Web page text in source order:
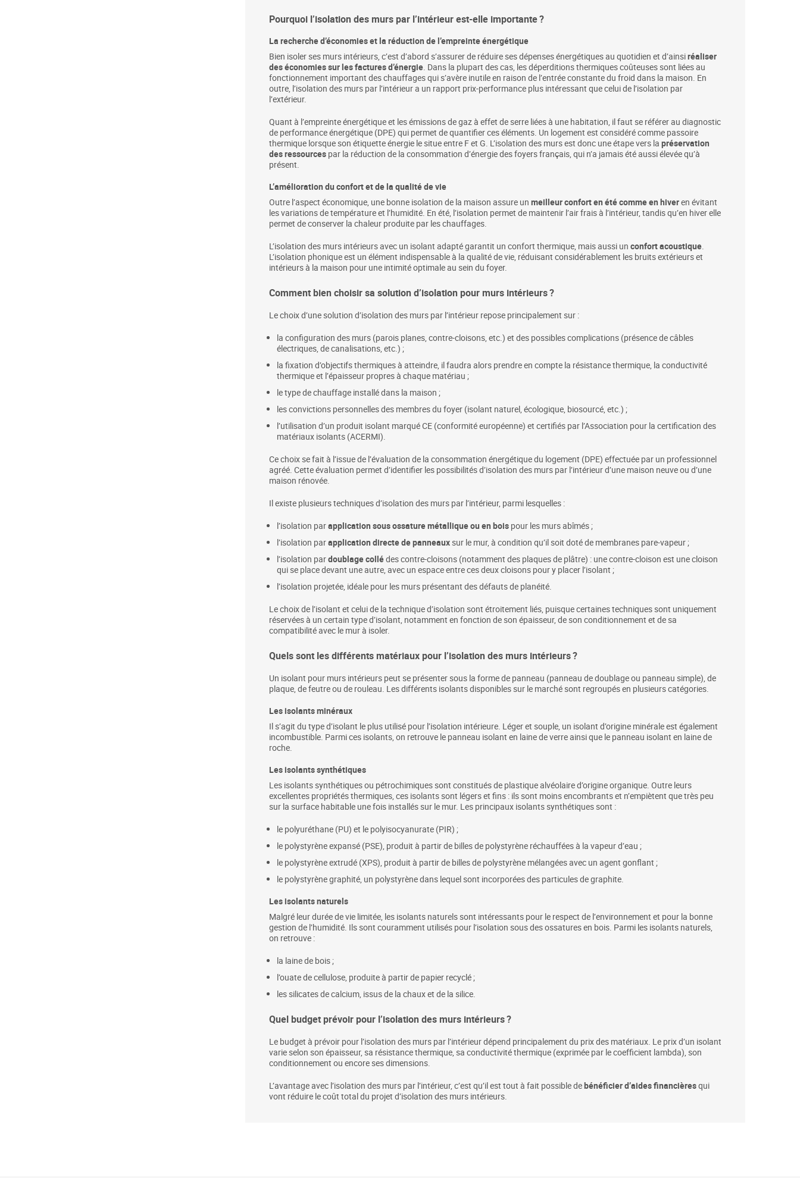
Pourquoi l’isolation des murs par l’intérieur est-elle importante ?
La recherche d’économies et la réduction de l’empreinte énergétique
Bien isoler ses murs intérieurs, c’est d’abord s’assurer de réduire ses dépenses énergétiques au quotidien et d’ainsiréaliser
des économies sur les factures d’énergie . Dans la plupart des cas, les déperditions thermiques coûteuses sont liées au
fonctionnement important des chauffages qui s’avère inutile en raison de l’entrée constante du froid dans la maison. En
outre, l’isolation des murs par l’intérieur a un rapport prix-performance plus intéressant que celui de l’isolation par
l’extérieur.
Quant à l’empreinte énergétique et les émissions de gaz à effet de serre liées à une habitation, il faut se référer au diagnostic
de performance énergétique (DPE) qui permet de quantifier ces éléments. Un logement est considéré comme passoire
thermique lorsque son étiquette énergie le situe entre F et G. L’isolation des murs est donc une étape vers la préservation
des ressources par la réduction de la consommation d’énergie des foyers français, qui n’a jamais été aussi élevée qu’à
présent.
L’amélioration du confort et de la qualité de vie
Outre l’aspect économique, une bonne isolation de la maison assure un meilleur confort en été comme en hiveren évitant
les variations de température et l’humidité. En été, l’isolation permet de maintenir l’air frais à l’intérieur, tandis qu’en hiver elle
permet de conserver la chaleur produite par les chauffages.
L’isolation des murs intérieurs avec un isolant adapté garantit un confort thermique, mais aussi un confort acoustique
L’isolation phonique est un élément indispensable à la qualité de vie, réduisant considérablement les bruits extérieurs et
intérieurs à la maison pour une intimité optimale au sein du foyer.
Comment bien choisir sa solution d’isolation pour murs intérieurs ?
Le choix d’une solution d’isolation des murs par l’intérieur repose principalement sur :
la configuration des murs (parois planes, contre-cloisons, etc.) et des possibles complications (présence de câbles
électriques, de canalisations, etc.) ;
la fixation d’objectifs thermiques à atteindre, il faudra alors prendre en compte la résistance thermique, la conductivité
thermique et l’épaisseur propres à chaque matériau ;
le type de chauffage installé dans la maison ;
les convictions personnelles des membres du foyer (isolant naturel, écologique, biosourcé, etc.) ;
l’utilisation d’un produit isolant marqué CE (conformité européenne) et certifiés par l’Association pour la certification des
matériaux isolants (ACERMI).
Ce choix se fait à l’issue de l’évaluation de la consommation énergétique du logement (DPE) effectuée par un professionnel
agréé. Cette évaluation permet d’identifier les possibilités d’isolation des murs par l’intérieur d’une maison neuve ou d’une
maison rénovée.
Il existe plusieurs techniques d’isolation des murs par l’intérieur, parmi lesquelles :
l’isolation parapplication sous ossature métallique ou en bois pour les murs abîmés ;
l’isolation parapplication directe de panneauxsur le mur, à condition qu’il soit doté de membranes pare-vapeur ;
l’isolation pardoublage collédes contre-cloisons (notamment des plaques de plâtre) : une contre-cloison est une cloison
qui se place devant une autre, avec un espace entre ces deux cloisons pour y placer l’isolant ;
l’isolation projetée, idéale pour les murs présentant des défauts de planéité.
Le choix de l’isolant et celui de la technique d’isolation sont étroitement liés, puisque certaines techniques sont uniquement
réservées à un certain type d’isolant, notamment en fonction de son épaisseur, de son conditionnement et de sa
compatibilité avec le mur à isoler.
Quels sont les différents matériaux pour l’isolation des murs intérieurs ?
Un isolant pour murs intérieurs peut se présenter sous la forme de panneau (panneau de doublage ou panneau simple), de
plaque, de feutre ou de rouleau. Les différents isolants disponibles sur le marché sont regroupés en plusieurs catégories.
Les isolants minéraux
Il s’agit du type d’isolant le plus utilisé pour l’isolation intérieure. Léger et souple, un isolant d’origine minérale est également
incombustible. Parmi ces isolants, on retrouve le panneau isolant en laine de verre ainsi que le panneau isolant en laine de
roche.
Les isolants synthétiques
Les isolants synthétiques ou pétrochimiques sont constitués de plastique alvéolaire d’origine organique. Outre leurs
excellentes propriétés thermiques, ces isolants sont légers et fins : ils sont moins encombrants et n’empiètent que très peu
sur la surface habitable une fois installés sur le mur. Les principaux isolants synthétiques sont :
le polyuréthane (PU) et le polyisocyanurate (PIR) ;
le polystyrène expansé (PSE), produit à partir de billes de polystyrène réchauffées à la vapeur d’eau ;
le polystyrène extrudé (XPS), produit à partir de billes de polystyrène mélangées avec un agent gonflant ;
le polystyrène graphité, un polystyrène dans lequel sont incorporées des particules de graphite.
Les isolants naturels
Malgré leur durée de vie limitée, les isolants naturels sont intéressants pour le respect de l’environnement et pour la bonne
gestion de l’humidité. Ils sont couramment utilisés pour l’isolation sous des ossatures en bois. Parmi les isolants naturels,
on retrouve :
la laine de bois ;
l’ouate de cellulose, produite à partir de papier recyclé ;
les silicates de calcium, issus de la chaux et de la silice.
Quel budget prévoir pour l’isolation des murs intérieurs ?
Le budget à prévoir pour l’isolation des murs par l’intérieur dépend principalement du prix des matériaux. Le prix d’un isolant
varie selon son épaisseur, sa résistance thermique, sa conductivité thermique (exprimée par le coefficient lambda), son
conditionnement ou encore ses dimensions.
L’avantage avec l’isolation des murs par l’intérieur, c’est qu’il est tout à fait possible debénéficier d’aides financièresqui
vont réduire le coût total du projet d’isolation des murs intérieurs.